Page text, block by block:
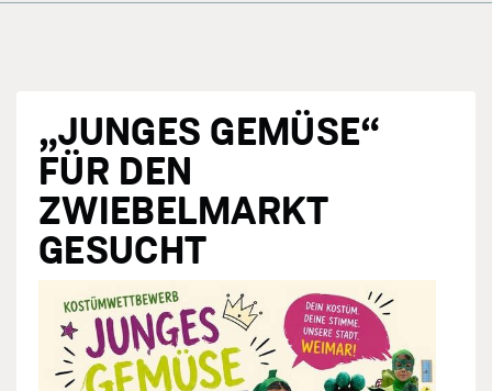
„JUNGES GEMÜSE“
FÜR DEN
ZWIEBELMARKT
GESUCHT